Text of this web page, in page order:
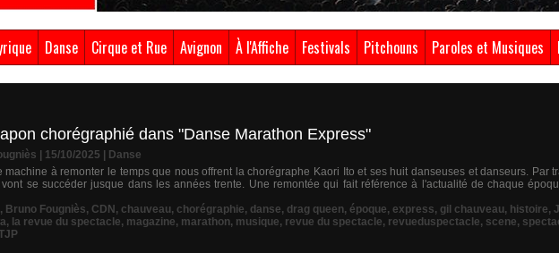
Danse Cirque et Rue Avignon À l'Affiche Festivals Pitchouns Paroles et Musiques
chorégraphié dans "Danse Marathon Express"
| 15/10/2025
Danse
machine à remonter le temps que nous offrent la chorégraphe Kaori Ito et ses huit danseuses et danseurs. Par
se succéder jusque dans les années trente. Une remontée qui fait référence à l'actualité de chaque
, Bruno Fougniès, CDN , chauveau, chorégraphie, danse, drag queen, époque, express, gil chauveau, histoire,
, la revue du spectacle, magazine, marathon, musique, revue du spectacle, revueduspectacle, scene,